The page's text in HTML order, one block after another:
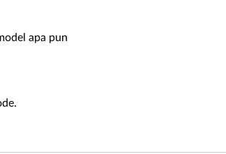
apa pun